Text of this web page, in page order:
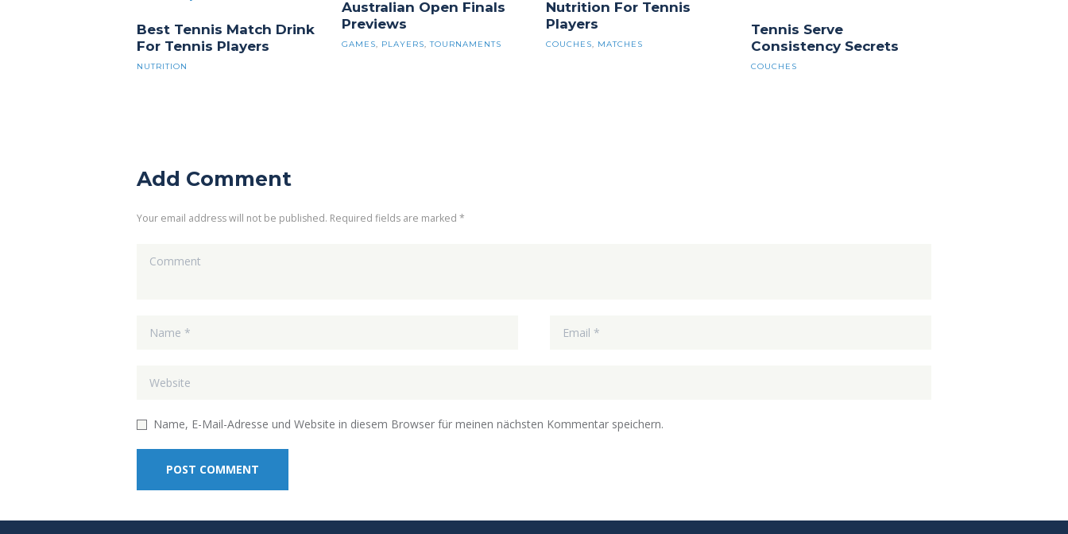
Best Tennis Match Drink
For Tennis Players
NUTRITION
Australian Open Finals
Previews
GAMES, PLAYERS,TOURNAMENTS
Nutrition For Tennis
Players
COUCHES, MATCHES
Tennis Serve
Consistency Secrets
COUCHES
Add Comment
Your email address will not be published. Required fields are marked *
Name, E-Mail-Adresse und Website in diesem Browser für meinen nächsten Kommentar speichern.